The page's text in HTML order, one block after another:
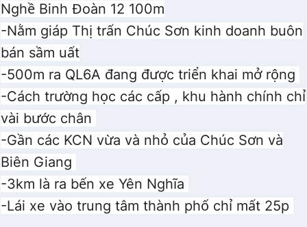
Nghề Binh Đoàn 12 100m
-Nằm giáp Thị trấn Chúc Sơn kinh doanh buôn
bán sầm uất
-500m ra QL6A đang được triển khai mở rộng
-Cách trường học các cấp , khu hành chính chỉ
vài bước chân
-Gần các KCN vừa và nhỏ của Chúc Sơn và
Biên Giang
-3km là ra bến xe Yên Nghĩa
-Lái xe vào trung tâm thành phố chỉ mất 25p